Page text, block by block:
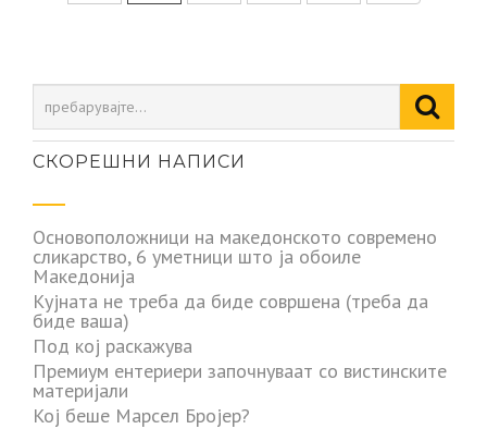
СКОРЕШНИ НАПИСИ
Основоположници на македонското современо
сликарство, 6 уметници што ја обоиле
Македонија
Кујната не треба да биде совршена (треба да
биде ваша)
Под кој раскажува
Премиум ентериери започнуваат со вистинските
материјали
Кој беше Марсел Бројер?